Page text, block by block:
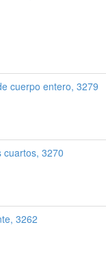
cuerpo entero, 3279
cuartos, 3270
3262